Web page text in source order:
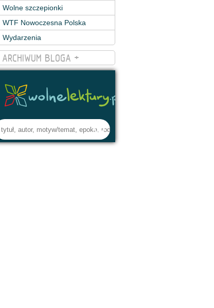
Wolne szczepionki
WTF Nowoczesna Polska
Wydarzenia
ARCHIWUM BLOGA +